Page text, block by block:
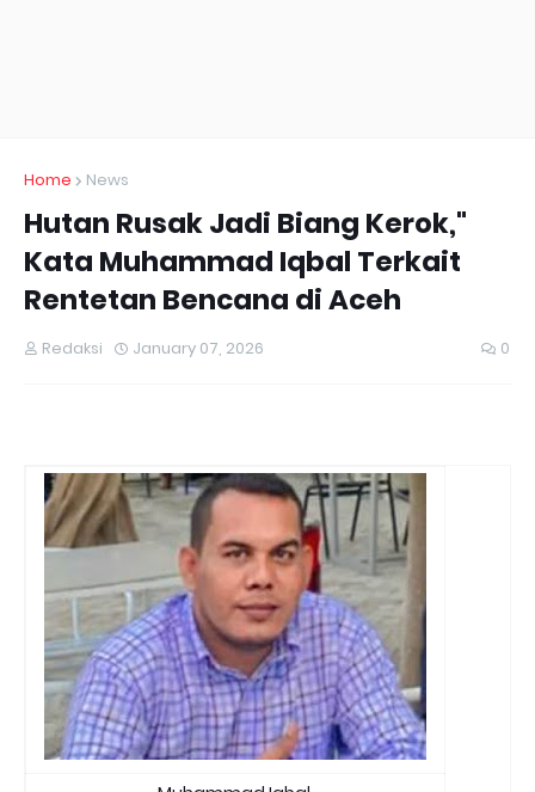
Home News
Hutan Rusak Jadi Biang Kerok,"
Kata Muhammad Iqbal Terkait
Rentetan Bencana di Aceh
Redaksi January 07, 2026 0